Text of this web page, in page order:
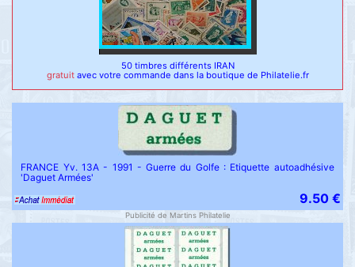
50 timbres différents IRAN
gratuit avec votre commande dans la boutique de Philatelie.fr
FRANCE Yv. 13A - 1991 - Guerre du Golfe : Etiquette autoadhésive
'Daguet Armées'
9.50 €
Publicité de Martins Philatelie